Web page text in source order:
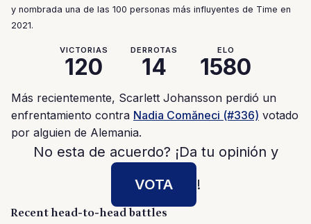
y nombrada una de las 100 personas más influyentes de Time en
2021.
VICTORIAS
120
DERROTAS
14
ELO
1580
Más recientemente, Scarlett Johansson perdió un
enfrentamiento contra Nadia Comăneci (#336) votado
por alguien de Alemania.
No esta de acuerdo? ¡Da tu opinión y
VOTA
!
Recent head-to-head battles